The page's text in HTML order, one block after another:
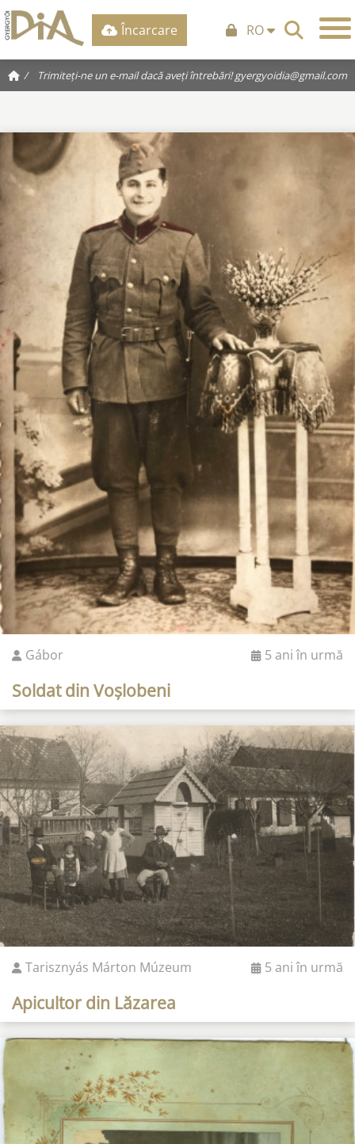
Încarcare RO
/ Trimiteți-ne un e-mail dacă aveți întrebări!gyergyoidia@gmail.com
Gábor 5 ani în urmă
Soldat din Voșlobeni
Tarisznyás Márton Múzeum 5 ani în urmă
Apicultor din Lăzarea